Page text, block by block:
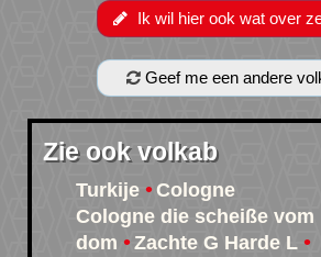
Ik wil hier ook wat over
Geef me een andere
Zie ook volkab
Turkije
Cologne
Cologne die scheiße vom
dom
Zachte G Harde L